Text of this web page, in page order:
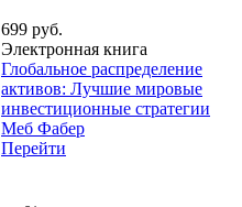
699 руб.
Электронная книга
Глобальное распределение
активов: Лучшие мировые
инвестиционные стратегии
Меб Фабер
Перейти